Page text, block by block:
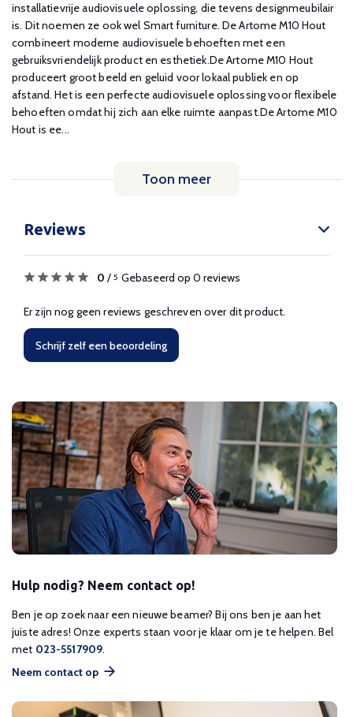
installatievrije audiovisuele oplossing, die tevens designmeubilair
is. Dit noemen ze ook wel Smart furniture. De Artome M10 Hout
combineert moderne audiovisuele behoeften met een
gebruiksvriendelijk product en esthetiek.De Artome M10 Hout
produceert groot beeld en geluid voor lokaal publiek en op
afstand. Het is een perfecte audiovisuele oplossing voor flexibele
behoeften omdat hij zich aan elke ruimte aanpast.De Artome M10
Hout is ee...
Toon meer
Reviews
0 / 5 Gebaseerd op 0 reviews
Er zijn nog geen reviews geschreven over dit product.
Schrijf zelf een beoordeling
Hulp nodig? Neem contact op!
Ben je op zoek naar een nieuwe beamer? Bij ons ben je aan het
juiste adres! Onze experts staan voor je klaar om je te helpen. Bel
met 023-5517909.
Neem contact op